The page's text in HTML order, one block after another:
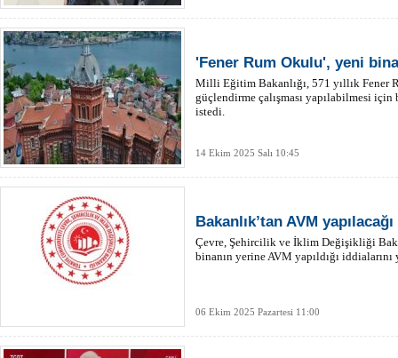
'Fener Rum Okulu', yeni
Milli Eğitim Bakanlığı, 571 yıllık Fener
güçlendirme çalışması yapılabilmesi için
istedi.
14 Ekim 2025 Salı 10:45
Bakanlık’tan AVM
Çevre, Şehircilik ve İklim Değişikliği
binanın yerine AVM yapıldığı iddialarını
06 Ekim 2025 Pazartesi 11:00